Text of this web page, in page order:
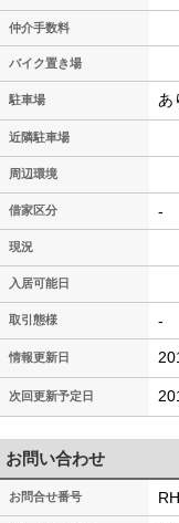
仲介手数料
バイク置き場
駐車場
近隣駐車場
周辺環境
借家区分 -
現況
入居可能日
取引態様 -
情報更新日
次回更新予定日
お問い合わせ
お問合せ番号